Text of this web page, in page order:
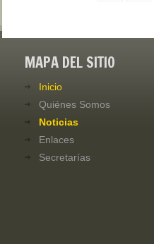
MAPA DEL SITIO
Inicio
Quiénes Somos
Noticias
Enlaces
Secretarías